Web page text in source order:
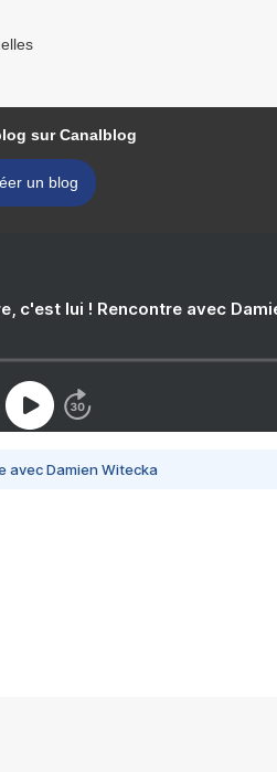
sur Canalblog
un blog
c'est lui ! Rencontre avec
avec Damien Witecka